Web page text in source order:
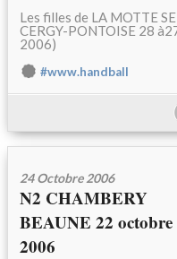
Les filles de LA MOTTE
CERGY-PONTOISE 28
2006)
#www.handball
24 Octobre 2006
N2 CHAMBERY
BEAUNE 22 octobre
2006